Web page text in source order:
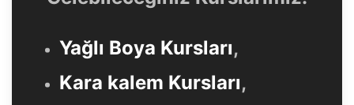
Yağlı Boya Kursları,
Kara kalem Kursları,